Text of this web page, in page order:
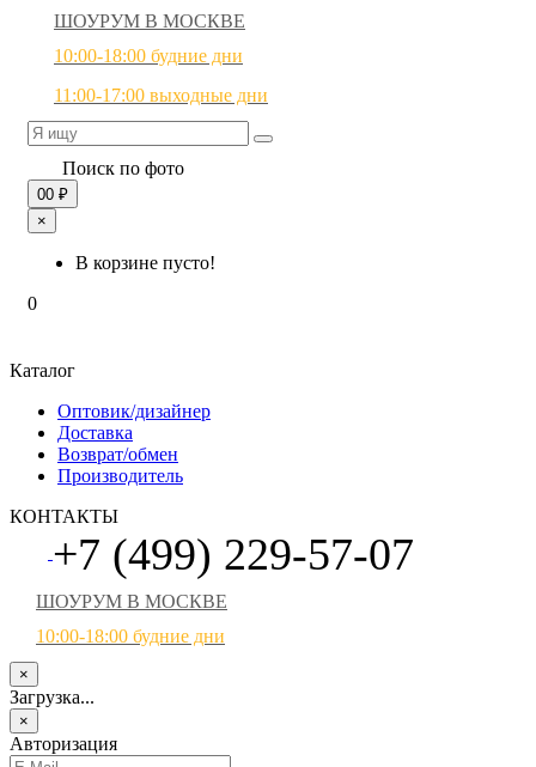
ШОУРУМ В МОСКВЕ
10:00-18:00 будние дни
11:00-17:00 выходные дни
Поиск по фото
00 ₽
×
В корзине пусто!
0
Каталог
Оптовик/дизайнер
Доставка
Возврат/обмен
Производитель
КОНТАКТЫ
+7 (499) 229-57-07
ШОУРУМ В МОСКВЕ
10:00-18:00 будние дни
×
Загрузка...
×
Авторизация